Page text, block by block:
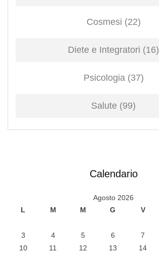
Cosmesi (22)
Diete e Integratori (16)
Psicologia(37)
Salute (99)
Calendario
Agosto 2026
L
M M G V
3
4 5 6 7
10
11 12 13 14